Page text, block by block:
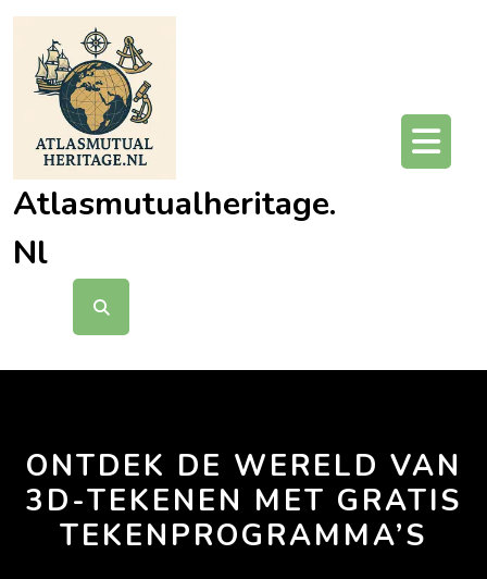
Ga
inhoud
Atlasmutualheritage.
Nl
ONTDEK DE WERELD VAN
3D-TEKENEN MET GRATIS
TEKENPROGRAMMA’S